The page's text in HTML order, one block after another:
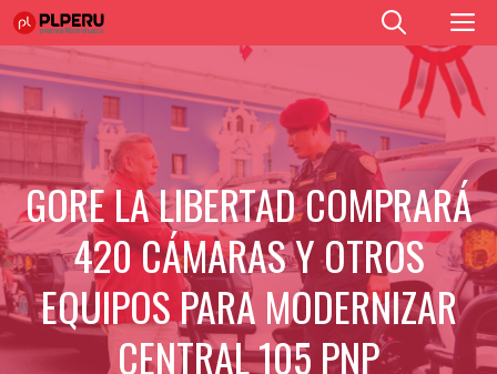
Saltar
al
contenido
GORE LA LIBERTAD COMPRARÁ
420 CÁMARAS Y OTROS
EQUIPOS PARA MODERNIZAR
CENTRAL 105 PNP